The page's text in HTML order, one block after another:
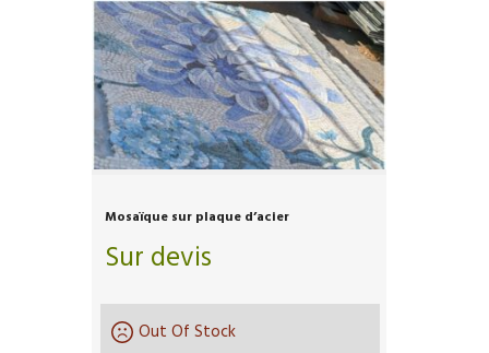
Mosaïque sur plaque d’acier
Sur devis
Out Of Stock